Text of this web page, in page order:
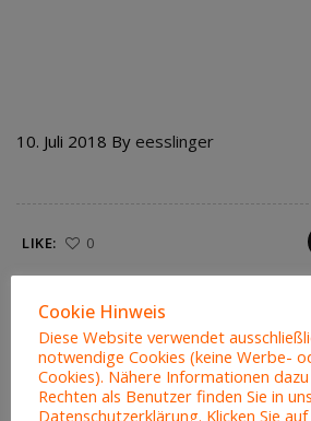
10. Juli 2018 By eesslinger
LIKE: 0
Cookie Hinweis
Diese Website verwendet
notwendige Cookies (keine Werbe-
Cookies). Nähere Informationen
Rechten als Benutzer finden Sie in
Datenschutzerklärung. Klicken Sie auf